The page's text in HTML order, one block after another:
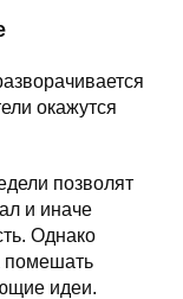
окажутся
позволят
и иначе
Однако
помешать
идеи.